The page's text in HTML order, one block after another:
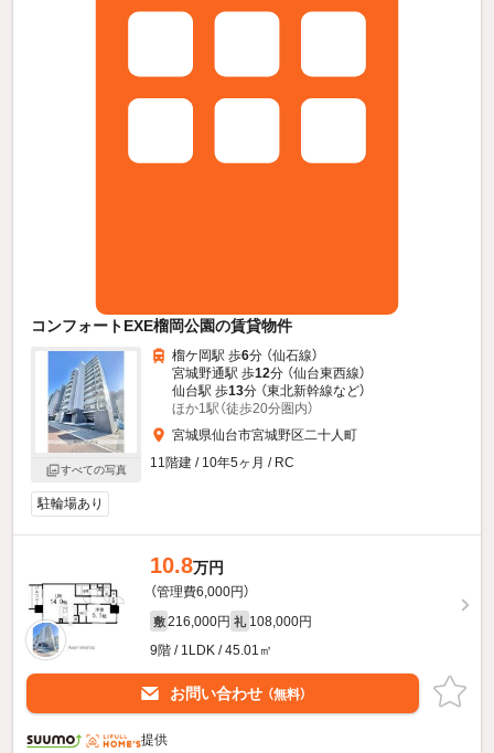
コンフォートEXE榴岡公園の賃貸物件
すべての写真
榴ケ岡駅 歩6分 （仙石線）
宮城野通駅 歩12分 （仙台東西線）
仙台駅 歩13分 （東北新幹線など）
ほか1駅（徒歩20分圏内）
宮城県仙台市宮城野区二十人町
11階建 / 10年5ヶ月 / RC
駐輪場あり
10.8万円
（管理費6,000円）
敷 216,000円 礼 108,000円
9階 / 1LDK / 45.01㎡
お問い合わせ （無料）
提供